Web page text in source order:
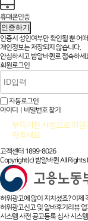
휴대폰인증
인증하기
인증시 성인여부만 확인될 뿐어
개인정보는 저장되지 않습니다.
안심하시고 밤알바퀸로 접속하세
회원로그인
자동로그인
아이디ㅣ비밀번호 찾기
부득이한 사정으로 회
락주세요
고객센터 1899-8026
Copyright(c) 밤알바퀸 All Rights
허위광고에 많이 지치셨죠? 이제
허위광고신고 및 알바후기리뷰
시스템 사전 공고등록 심사 시스